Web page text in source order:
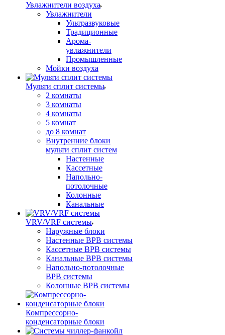
Увлажнители воздуха
Увлажнители
Ультразвуковые
Традиционные
Арома-
увлажнители
Промышленные
Мойки воздуха
Мульти сплит системы
2 комнаты
3 комнаты
4 комнаты
5 комнат
до 8 комнат
Внутренние блоки
мульти сплит систем
Настенные
Кассетные
Напольно-
потолочные
Колонные
Канальные
VRV/VRF системы
Наружные блоки
Настенные ВРВ системы
Кассетные ВРВ системы
Канальные ВРВ системы
Напольно-потолочные
ВРВ системы
Колонные ВРВ системы
Компрессорно-
конденсаторные блоки